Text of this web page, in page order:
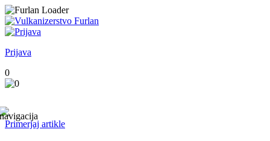
Prijava
0
Primerjaj artikle